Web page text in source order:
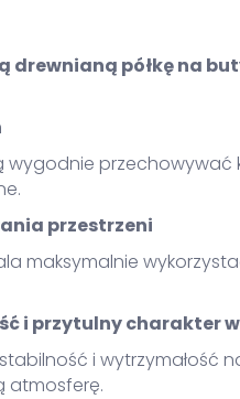
półkę na
wygodnie
przestrzeni
maksymalnie
i przytulny charakter
i wytrzymałość
atmosferę.